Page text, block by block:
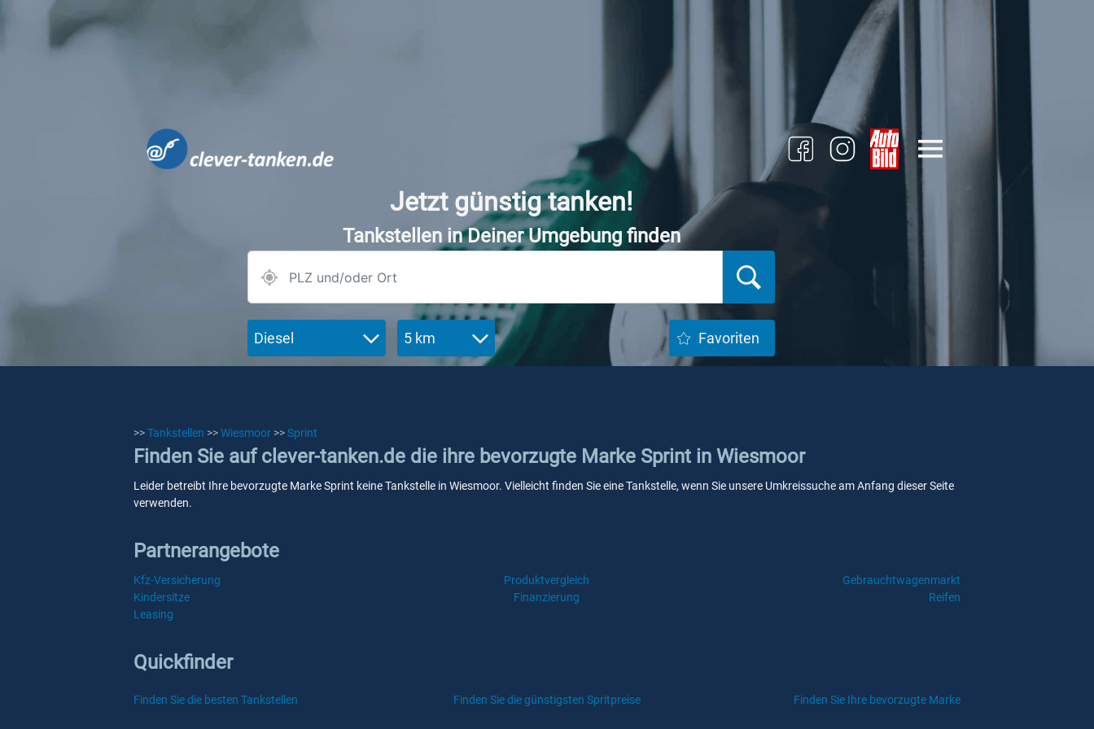
Jetzt günstig tanken!
Tankstellen in Deiner Umgebung finden
Diesel 5 km Favoriten
>>Tankstellen >>Wiesmoor >>Sprint
Finden Sie auf clever-tanken.de die ihre bevorzugte Marke Sprint in Wiesmoor
Leider betreibt Ihre bevorzugte Marke Sprint keine Tankstelle in Wiesmoor. Vielleicht finden Sie eine Tankstelle, wenn Sie unsere Umkreissuche am Anfang dieser Seite
verwenden.
Partnerangebote
Kfz-Versicherung Produktvergleich
Gebrauchtwagenmarkt
Kindersitze
Finanzierung
Reifen
Leasing
Quickfinder
Finden Sie die besten Tankstellen Finden Sie die günstigsten Spritpreise Finden Sie Ihre bevorzugte Marke